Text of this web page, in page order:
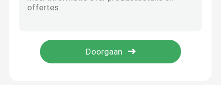
QCW-vezellaser